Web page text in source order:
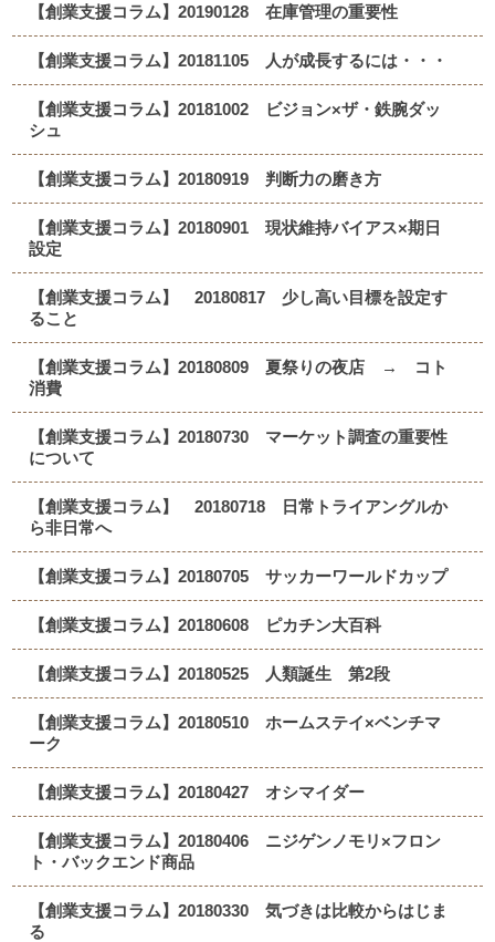
【創業支援コラム】20190128 在庫管理の重要性
【創業支援コラム】20181105 人が成長するには・・・
【創業支援コラム】20181002 ビジョン×ザ・鉄腕ダッ
シュ
【創業支援コラム】20180919 判断力の磨き方
【創業支援コラム】20180901 現状維持バイアス×期日
設定
【創業支援コラム】 20180817 少し高い目標を設定す
ること
【創業支援コラム】20180809 夏祭りの夜店 → コト
消費
【創業支援コラム】20180730 マーケット調査の重要性
について
【創業支援コラム】 20180718 日常トライアングルか
ら非日常へ
【創業支援コラム】20180705 サッカーワールドカップ
【創業支援コラム】20180608 ピカチン大百科
【創業支援コラム】20180525 人類誕生 第2段
【創業支援コラム】20180510 ホームステイ×ベンチマ
ーク
【創業支援コラム】20180427 オシマイダー
【創業支援コラム】20180406 ニジゲンノモリ×フロン
ト・バックエンド商品
【創業支援コラム】20180330 気づきは比較からはじま
る